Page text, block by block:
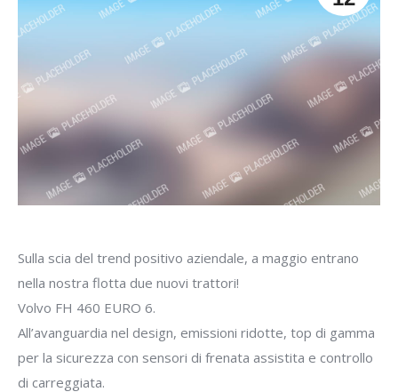
Sulla scia del trend positivo aziendale, a maggio entrano
nella nostra flotta due nuovi trattori!
Volvo FH 460 EURO 6.
All’avanguardia nel design, emissioni ridotte, top di gamma
per la sicurezza con sensori di frenata assistita e controllo
di carreggiata.